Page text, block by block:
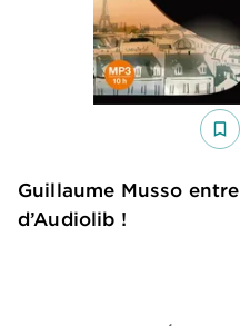
bookmark_border
Guillaume Musso
d’Audiolib !